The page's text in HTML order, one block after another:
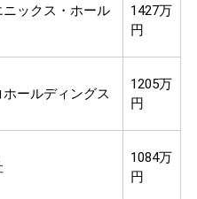
ックス・ホール
1427万
円
ールディングス
1205万
円
1084万
円